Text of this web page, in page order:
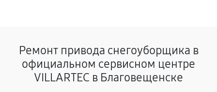
Ремонт привода снегоуборщика в
официальном сервисном центре
VILLARTEC в Благовещенске